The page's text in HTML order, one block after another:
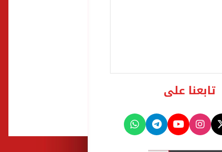
تابعنا على